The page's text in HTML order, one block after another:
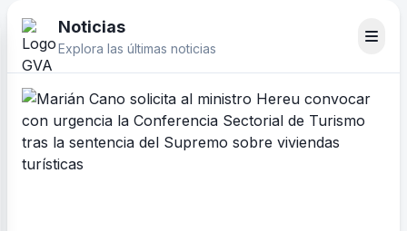
Noticias
Explora las últimas noticias